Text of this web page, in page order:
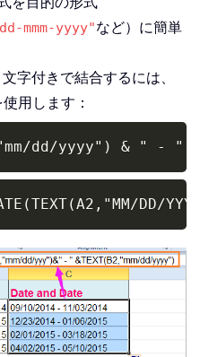
mmm-yyyy"など）に簡単
字付きで結合するには、
用します：
dd/yyyy") & " - "
Copy
Copy